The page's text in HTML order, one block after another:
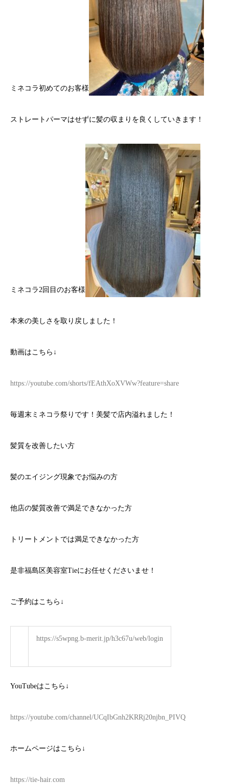
ミネコラ初めてのお客様
ストレートパーマはせずに髪の収まりを良くしていきます！
ミネコラ2回目のお客様
本来の美しさを取り戻しました！
動画はこちら↓
https://youtube.com/shorts/fEAthXoXVWw?feature=share
毎週末ミネコラ祭りです！美髪で店内溢れました！
髪質を改善したい方
髪のエイジング現象でお悩みの方
他店の髪質改善で満足できなかった方
トリートメントでは満足できなかった方
是非福島区美容室Tieにお任せくださいませ！
ご予約はこちら ↓
https://s5wpng.b-merit.jp/h3c67u/web/login
YouTubeはこちら ↓
https://youtube.com/channel/UCqIbGnh2KRRj20njbn_PIVQ
ホームページはこちら ↓
https://tie-hair.com